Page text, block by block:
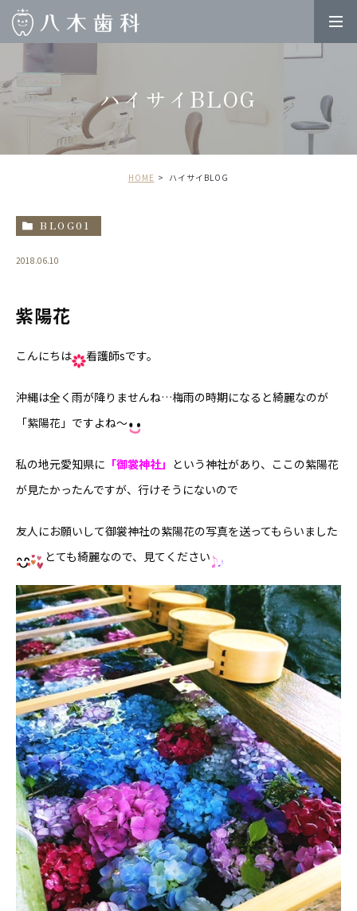
ハイサイBLOG
HOME ハイサイBLOG
BLOG01
2018.06.10
紫陽花
こんにちは 看護師sです。
沖縄は全く雨が降りませんね…梅雨の時期になると綺麗なのが
「紫陽花」ですよね〜
私の地元愛知県に 「御裳神社」 という神社があり、ここの紫陽花
が見たかったんですが、行けそうにないので
友人にお願いして御裳神社の紫陽花の写真を送ってもらいました
とても綺麗なので、見てください